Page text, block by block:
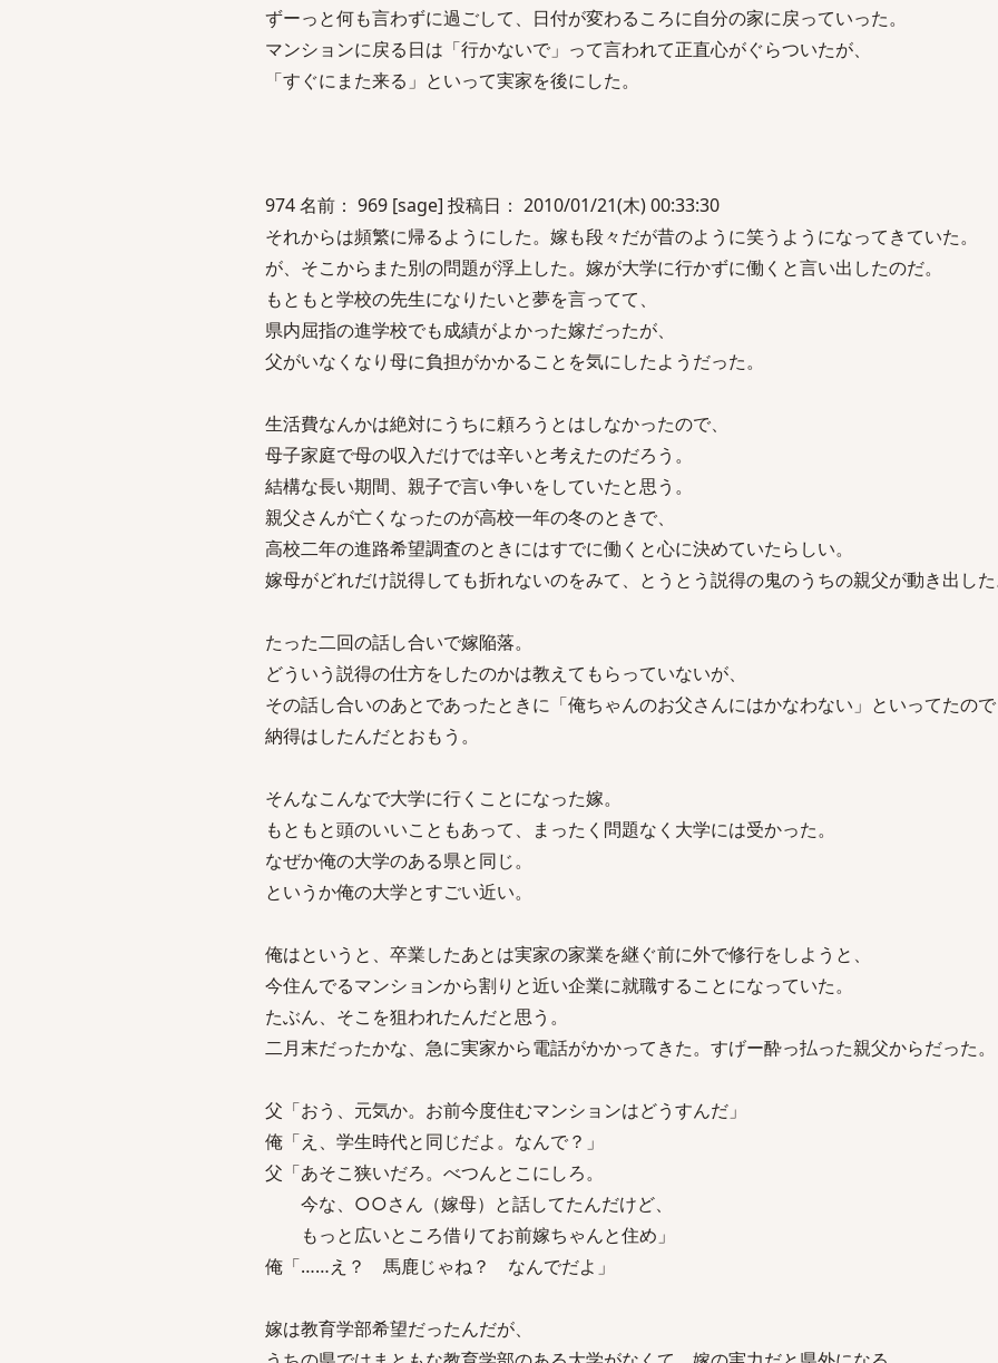
ずーっと何も言わずに過ごして、日付が変わるころに自分の家に戻っていった。
マンションに戻る日は「行かないで」って言われて正直心がぐらついたが、
「すぐにまた来る」といって実家を後にした。
974 名前： 969 [sage] 投稿日： 2010/01/21(木) 00:33:30
それからは頻繁に帰るようにした。嫁も段々だが昔のように笑うようになってきていた。
が、そこからまた別の問題が浮上した。嫁が大学に行かずに働くと言い出したのだ。
もともと学校の先生になりたいと夢を言ってて、
県内屈指の進学校でも成績がよかった嫁だったが、
父がいなくなり母に負担がかかることを気にしたようだった。
生活費なんかは絶対にうちに頼ろうとはしなかったので、
母子家庭で母の収入だけでは辛いと考えたのだろう。
結構な長い期間、親子で言い争いをしていたと思う。
親父さんが亡くなったのが高校一年の冬のときで、
高校二年の進路希望調査のときにはすでに働くと心に決めていたらしい。
嫁母がどれだけ説得しても折れないのをみて、とうとう説得の鬼のうちの親父が動き出し
たった二回の話し合いで嫁陥落。
どういう説得の仕方をしたのかは教えてもらっていないが、
その話し合いのあとであったときに「俺ちゃんのお父さんにはかなわない」といってたので
納得はしたんだとおもう。
そんなこんなで大学に行くことになった嫁。
もともと頭のいいこともあって、まったく問題なく大学には受かった。
なぜか俺の大学のある県と同じ。
というか俺の大学とすごい近い。
俺はというと、卒業したあとは実家の家業を継ぐ前に外で修行をしようと、
今住んでるマンションから割りと近い企業に就職することになっていた。
たぶん、そこを狙われたんだと思う。
二月末だったかな、急に実家から電話がかかってきた。すげー酔っ払った親父からだった。
父「おう、元気か。お前今度住むマンションはどうすんだ」
俺「え、学生時代と同じだよ。なんで？」
父「あそこ狭いだろ。べつんとこにしろ。
今な、○○さん（嫁母）と話してたんだけど、
もっと広いところ借りてお前嫁ちゃんと住め」
俺「……え？ 馬鹿じゃね？ なんでだよ」
嫁は教育学部希望だったんだが、